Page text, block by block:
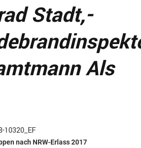
Stadt,-
Als
10320_EF
nach NRW-Erlass 2017